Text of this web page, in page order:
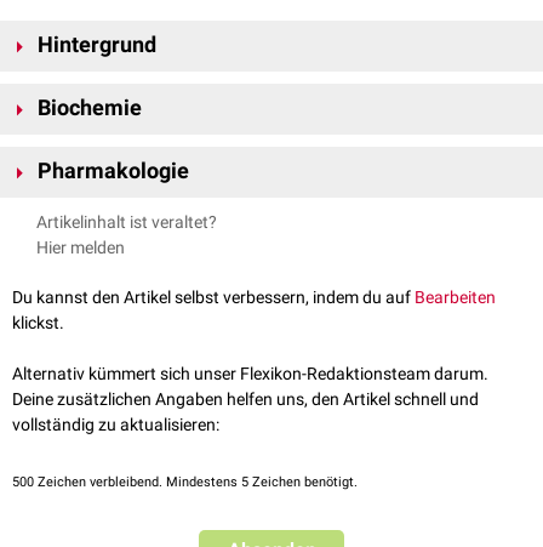
Hintergrund
DNA-Struktur um den Betrag 2 verändern, indem sie negative
Enzym in großen Mengen im Zellkern vorhanden. Für ihre katalytische
Wirkung benötigt die Topoisomerase II im Gegensatz zur
Energie in Form von ATP
Die bakterielle Topoisomerase II wird auch als
Biochemie
besteht ausdimerisierten
Um dieTopologie zu verändern, umschließt die Topoisomerase II zwei
doppelsträngige
Die so entstandene Lücke (zwischen beiden Strängen) dient als
Führungsloch, durch die nun der andere Abschnitt der Doppelhelix
dissoziert von der DNA. Vermutlich wird unterATP-Hydrolyse die
vorhergegangene katalytische Konformationsänderung rückgängig
gemacht und die Topoisomerase II ist wieder aktiviert.
Pharmakologie
Die bakterielle Topoisomerase II wird durch
Fluorchinolone
Artikelinhalt ist veraltet?
Hier melden
Du kannst den Artikel selbst verbessern, indem du auf Bearbeiten
klickst.
Alternativ kümmert sich unser Flexikon-Redaktionsteam darum.
Deine zusätzlichen Angaben helfen uns, den Artikel schnell und
vollständig zu aktualisieren:
500 Zeichen verbleibend. Mindestens 5 Zeichen benötigt.